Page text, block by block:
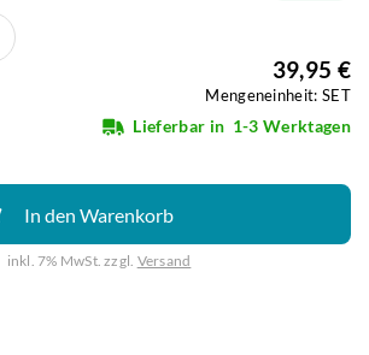
39,95 €
Mengeneinheit: SET
Lieferbar in 1-3 Werktagen
In den Warenkorb
inkl. 7% MwSt. zzgl. Versand
Weiter mit